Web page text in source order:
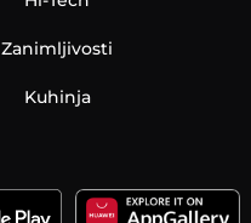
Zanimljivosti
Kuhinja